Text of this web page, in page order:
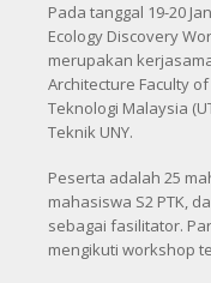
Pada tanggal 19-20
Ecology Discovery
merupakan
Architecture Faculty
Teknologi Malaysia
Teknik UNY.
Peserta adalah 25
mahasiswa S2 PTK,
sebagai fasilitator.
mengikuti workshop